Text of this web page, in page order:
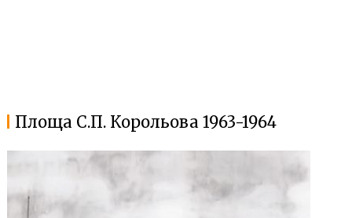
Площа С.П. Корольова 1963-1964